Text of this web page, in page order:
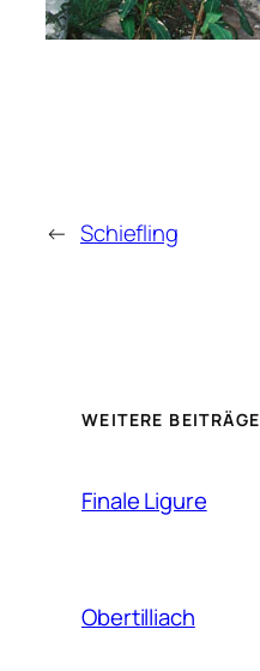
← Schiefling
WEITERE BEITRÄGE
Finale Ligure
Obertilliach